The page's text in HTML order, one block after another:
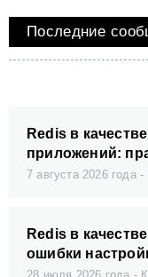
Последние
Redis в
приложений:
7 августа 2026 года
Redis в
ошибки
28 июля 2026 года